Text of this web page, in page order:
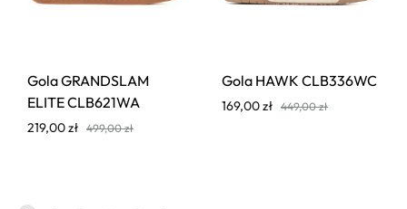
Gola GRANDSLAM
ELITE CLB621WA
219,00zł 499,00zł
Gola HAWK CLB336WC
169,00zł 449,00zł